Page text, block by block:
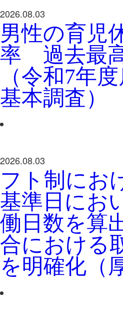
2026.08.03
男性の育児
率 過去最
（令和7年
基本調査）
2026.08.03
フト制にお
基準日にお
働日数を算
合における
を明確化（